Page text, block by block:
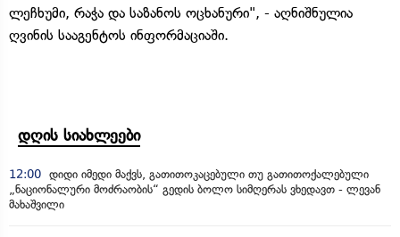
ლეჩხუმი, რაჭა და საზანოს ოცხანური", - აღნიშნულია
ღვინის სააგენტოს ინფორმაციაში.
დღის სიახლეები
12:00 დიდი იმედი მაქვს, გათითოკაცებული თუ გათითოქალებული
„ნაციონალური მოძრაობის“ გედის ბოლო სიმღერას ვხედავთ - ლევან
მახაშვილი